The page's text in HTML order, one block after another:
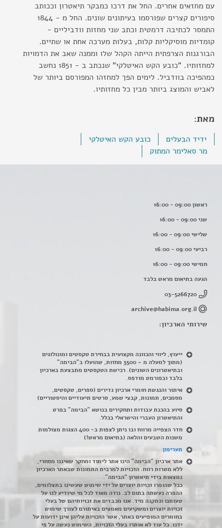
עם מחזאים אחרים. החל את דרכו כמבקר תיאטרון וככותב
סיפורים קצרים שפורסמו בעיתונים שונים. החל מ - 1844
התמסר לכתיבה דרמטית וכתב שני מחזות וודביליים -
קומדיות מוסיקליות קלות, בעלות מערכה אחת או שתיים.
הבורגנות הצרפתית הייתה הקהל שלו וממנה שאב את הדמויות
למחזותיו. "כובע הקש האיטלקי" שנכתב ב - 1851 נחשב
כמהפיכה בוודביל. לימים הפך למחזהו המפורסם ביותר של
לאביש והמוצג ביותר מבין כל מחזותיו.
מאת:
ידיד הבעלים
כובע הקש האיטלקי
מר סאלימר המתוק
ראשון 09:00 - 16:00
שני 09:00 - 16:00
שלישי 09:00 - 16:00
רביעי 09:00 - 16:00
חמישי 09:00 - 16:00
הגעה בתיאום מראש בלבד
03-5266720
archive@habima.org.il
שירותי הארכיון:
ייעוץ, ליווי והכוונה מקצועית בבחירת טקסטים ומונולוגים
(מתוך למעלה מ – 3500 מחזות, שהועלו ב"הבימה"
ובתיאטרונים השונים). רכישת הטקסטים מתבצעת בארכיון
בלבד ובפורמט מודפס.
איתור והנגשת חומרי ארכיון נדירים (ספרים, טקסטים,
מסמכים, תמונות, קבצי שמע, סרטים תיעודיים והיסטוריים)
סיוע בהכנת עבודות ותחקירים בנושא "הבימה" בפרט
והתיאטרון העברי והישראלי בכלל.
חדר הצפייה מרווח ובו ניתן לצפות ב- 400 הצגות מצולמות
משנות השבעים והלאה (בתיאום מראש!)
תעריפון
אתר ארכיון "הבימה" הינו אתר לימוד ומחקר שאיננו מסחרי,
ללא מטרות רווח. הזכויות למרבית התמונות שבאתר הארכיון
נמצאות בידי תיאטרון "הבימה".
ככל שהופרו זכויות יוצרים על ידי שימוש שעשינו בתצלומים,
ההפרה נעשתה בתום לב. נודה מאוד לכל מי שיודיע לנו על
טעותנו ונתקנה מיד. אנו מכבדים את זכויותיהם של בעלי
זכויות יוצרים ומשקיעים מאמצים באיתורם לצורך שימוש
בחומרים המופיעים באתר, אשר הזכויות עליהן אינן ידועות על
ידנו. כל עוד לא אותרו בעלי הזכויות, השימוש נעשה על פי